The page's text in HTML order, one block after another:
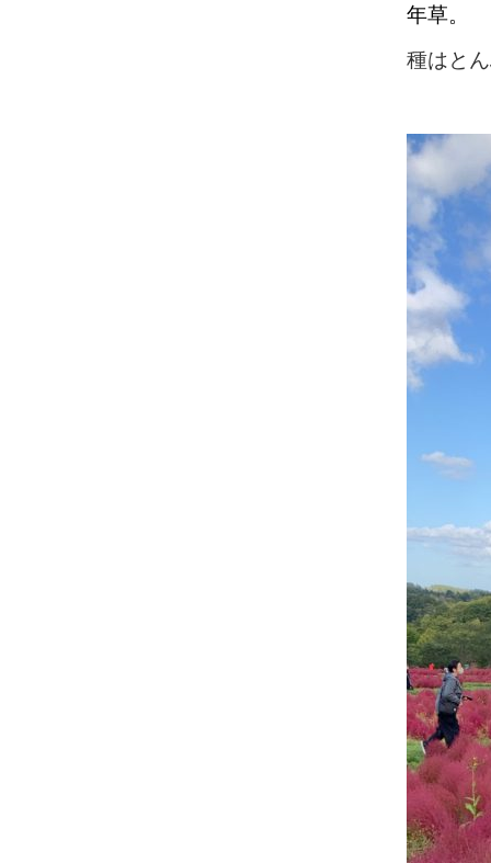
年草。
種はと